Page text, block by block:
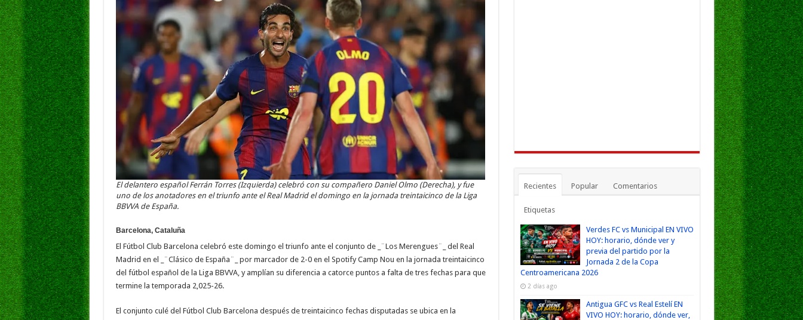
b
o
o
k
er sA
p
p
l
e
dI
n
n
g
er
gr
a
m
p
ar
ti
r
El delantero español Ferrán Torres (Izquierda) celebró con su compañero Daniel Olmo (Derecha), y fue
uno de los anotadores en el triunfo ante el Real Madrid el domingo en la jornada treintaicinco de la Liga
BBVVA de España.
Barcelona, Cataluña
El Fútbol Club Barcelona celebró este domingo el triunfo ante el conjunto de _¨Los Merengues¨_ del Real
Madrid en el _¨Clásico de España¨_ por marcador de 2-0 en el Spotify Camp Nou en la jornada treintaicinco
del fútbol español de la Liga BBVVA, y amplían su diferencia a catorce puntos a falta de tres fechas para que
termine la temporada 2,025-26.
El conjunto culé del Fútbol Club Barcelona después de treintaicinco fechas disputadas se ubica en la
Recientes Popular Comentarios
Etiquetas
Verdes FC vs Municipal EN VIVO
HOY: horario, dónde ver y
previa del partido por la
Jornada 2 de la Copa
Centroamericana 2026
2 días ago
Antigua GFC vs Real Estelí EN
VIVO HOY: horario, dónde ver,